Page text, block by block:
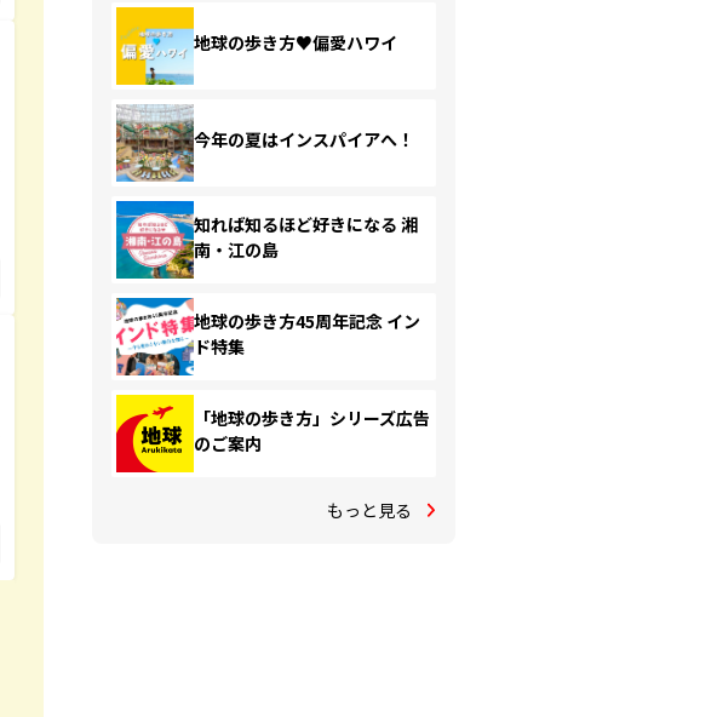
地球の歩き方♥偏愛ハワイ
今年の夏はインスパイアへ！
知れば知るほど好きになる 湘
南・江の島
地球の歩き方45周年記念 イン
ド特集
「地球の歩き方」シリーズ広告
のご案内
もっと見る